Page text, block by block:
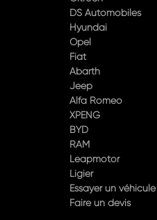
DS Automobiles
Hyundai
Opel
Fiat
Abarth
Jeep
Alfa Romeo
XPENG
BYD
RAM
Leapmotor
Ligier
Essayer un véhicule
Faire un devis